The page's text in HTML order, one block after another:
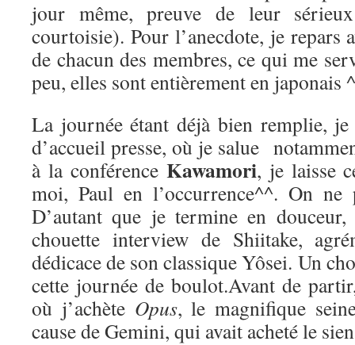
jour même, preuve de leur
courtoisie). Pour l’anecdote, je repars
de chacun des membres, ce qui me
peu, elles sont entièrement en japonais
La journée étant déjà bien remplie,
d’accueil presse, où je salue
à la conférence Kawamori, je laisse
moi, Paul en l’occurrence^^. On ne
D’autant que je termine en
chouette interview de Shiitake,
dédicace de son classique Yôsei. Un
cette journée de boulot.Avant de
où j’achète Opus, le magnifique
cause de Gemini, qui avait acheté le